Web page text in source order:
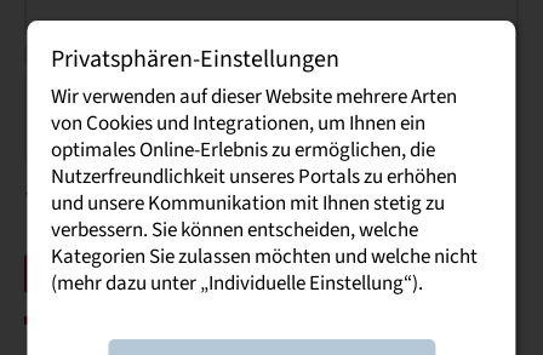
Einverständnis DatenspeicherungDatenschutz
* Pflichtfeld
Anfrage absenden
Privatsphären-Einstellungen
Wir verwenden auf dieser Website mehrere Arten
von Cookies und Integrationen, um Ihnen ein
optimales Online-Erlebnis zu ermöglichen, die
Nutzerfreundlichkeit unseres Portals zu erhöhen
und unsere Kommunikation mit Ihnen stetig zu
verbessern. Sie können entscheiden, welche
Kategorien Sie zulassen möchten und welche nicht
(mehr dazu unter „Individuelle Einstellung“).